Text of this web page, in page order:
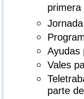
Ayudas
Vales
parte